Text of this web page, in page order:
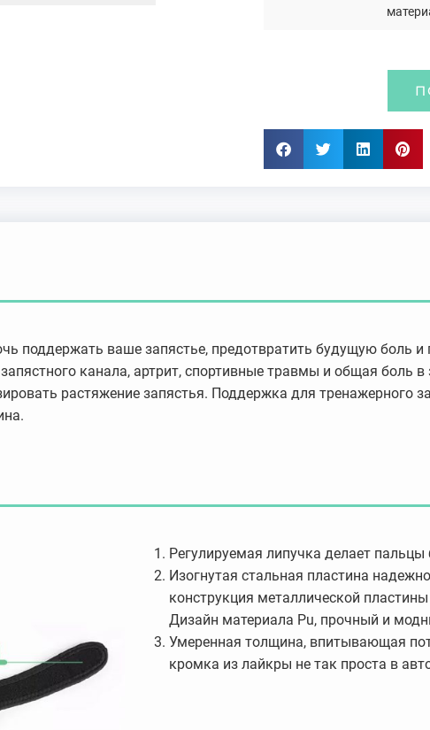
поддержать ваше запястье, предотвратить будущую боль и
канала, артрит, спортивные травмы и общая боль в
растяжение запястья. Поддержка для тренажерного
Регулируемая липучка делает
Изогнутая стальная пластина
конструкция металлической
Дизайн материала Pu, прочный и
Умеренная толщина, впитывающая
кромка из лайкры не так проста в